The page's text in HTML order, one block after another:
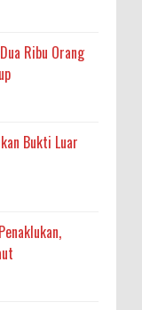
Ribu Orang
Bukti Luar